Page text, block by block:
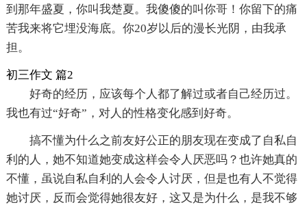
到那年盛夏，你叫我楚夏。我傻傻的叫你哥！你留下的痛
苦我来将它埋没海底。你20岁以后的漫长光阴，由我承
担。
初三作文 篇2
好奇的经历，应该每个人都了解过或者自己经历过。
我也有过“好奇”，对人的性格变化感到好奇。
搞不懂为什么之前友好公正的朋友现在变成了自私自
利的人，她不知道她变成这样会令人厌恶吗？也许她真的
不懂，虽说自私自利的人会令人讨厌，但是也有人不觉得
她讨厌，反而会觉得她很友好，这又是为什么，是我不够